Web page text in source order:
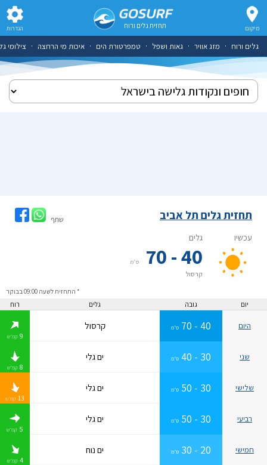
הגדרות תחזית גלים ורוח מיקום
גלים ורוח · מזג אוויר · גאות ושפל · טמפרטורת הים · איכות מי הרחצה · צילומי
תחזית גלים תל אביב שתף
גלים
40 - 70 * התחזית לשעה 09:00 בבוקר
יום גובה גלים רוח
היום 40 - 70 ס״מ קרסול
9 קמ״ש
שני 30 - 40 ס״מ ים גלי
8 קמ״ש
שלישי 30 - 50 ס״מ ים גלי
13 קמ״ש
רביעי 30 - 50 ס״מ ים גלי
5 קמ״ש
חמישי 20 - 30 ס״מ ים נוח
4 קמ״ש